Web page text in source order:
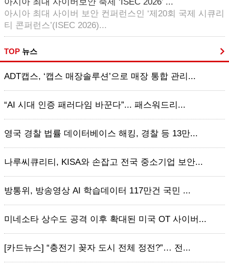
아시아 최대 사이버 보안 컨퍼런스인 ‘제20회 국제 시큐리
티 콘퍼런스’(ISEC 2026)...
TOP 뉴스
ADT캡스, ‘캡스 매장솔루션’으로 매장 통합 관리...
“AI 시대 인증 패러다임 바꾼다”... 패스워드리...
영국 경찰 법률 데이터베이스 해킹, 경찰 등 13만...
나루씨큐리티, KISA와 손잡고 전국 중소기업 보안...
방통위, 방송영상 AI 학습데이터 117만건 국민 ...
미네소타 상수도 공격 이후 확대된 미국 OT 사이버...
[카드뉴스] “충전기 꽂자 도시 전체 정전?”… 전...